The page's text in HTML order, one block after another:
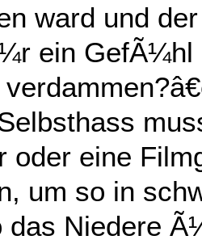
ward und
ein GefÃ¼hl
oder eine
um so in
das Niedere